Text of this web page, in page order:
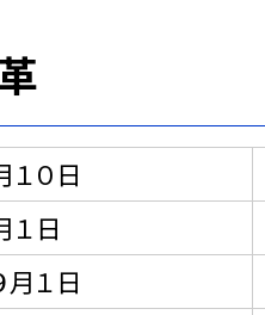
０日
日
１日